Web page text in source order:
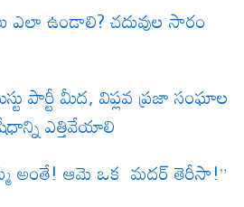
ఎలా ఉండాలి? చదువుల సారం
పార్టీ మీద, విప్లవ ప్రజా సంఘాల
ఎత్తివేయాలి
అంతే! ఆమె ఒక మదర్ తెరీసా!”